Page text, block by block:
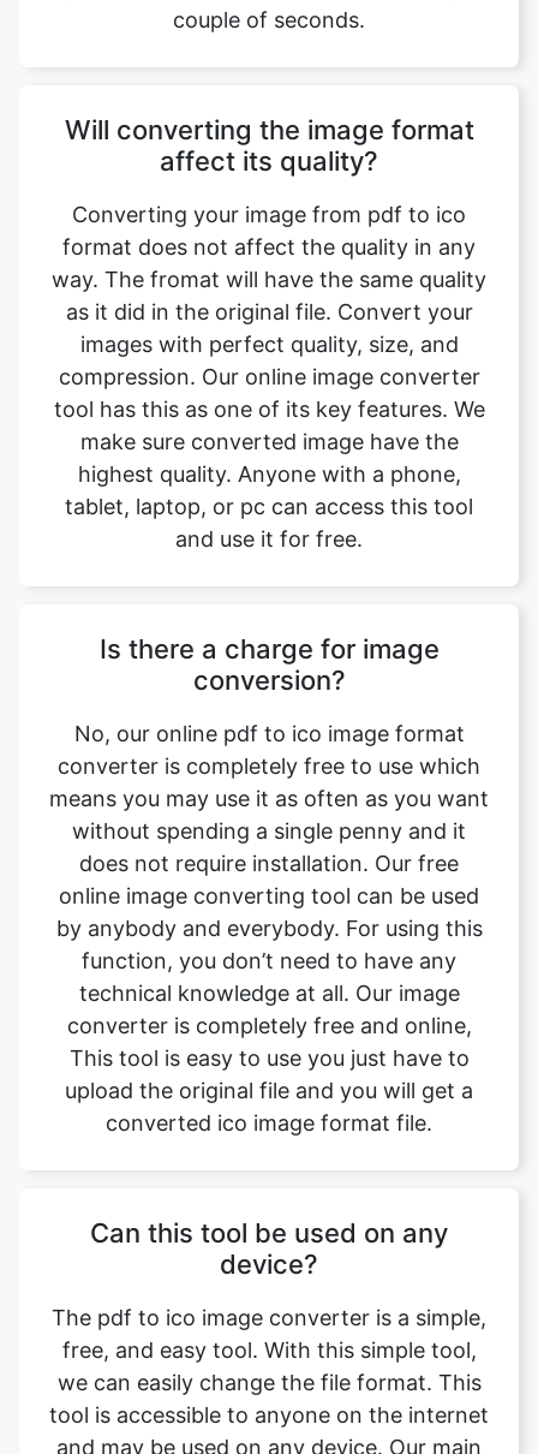
Will converting the image format
format does not affect the quality in any
way. The fromat will have the same quality
as it did in the original file. Convert your
images with perfect quality, size, and
compression. Our online image converter
tool has this as one of its key features. We
make sure converted image have the
highest quality. Anyone with a phone,
tablet, laptop, or pc can access this tool
and use it for free.
Is there a charge for image
converter is completely free to use which
means you may use it as often as you want
without spending a single penny and it
does not require installation. Our free
online image converting tool can be used
by anybody and everybody. For using this
function, you don’t need to have any
technical knowledge at all. Our image
converter is completely free and online,
This tool is easy to use you just have to
upload the original file and you will get a
converted ico image format file.
Can this tool be used on any
free, and easy tool. With this simple tool,
we can easily change the file format. This
tool is accessible to anyone on the internet
and may be used on any device. Our main
aim is to make our users' lives easier.
Converting image from pdf to ico format
has no effect on its quality. The quality of